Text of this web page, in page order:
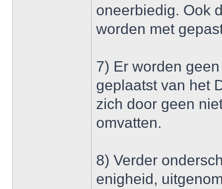
oneerbiedig. Ook
worden met
7) Er worden
geplaatst van het
zich door geen
omvatten.
8) Verder
enigheid,